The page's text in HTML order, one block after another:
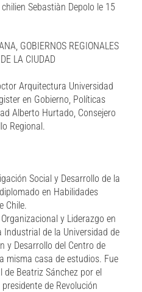
Sebastiàn Depolo le 15
GOBIERNOS REGIONALES
LA CIUDAD
Arquitectura Universidad
en Gobierno, Políticas
Alberto Hurtado, Consejero
Regional.
Social y Desarrollo de la
en Habilidades
Chile.
y Liderazgo en
de la Universidad de
y Desarrollo del Centro de
misma casa de estudios. Fue
de Beatriz Sánchez por el
de Revolución